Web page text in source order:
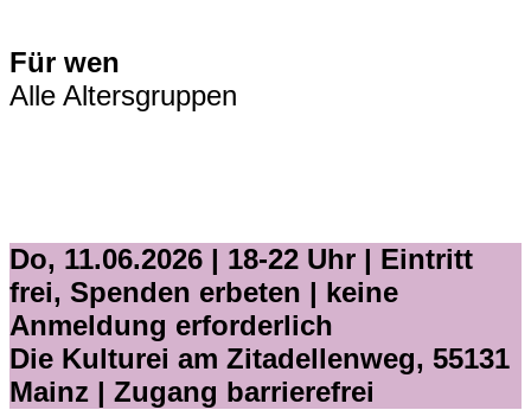
Für wen
Alle Altersgruppen
Do, 11.06.2026 | 18-22 Uhr | Eintritt
frei, Spenden erbeten | keine
Anmeldung erforderlich
Die Kulturei am Zitadellenweg, 55131
Mainz | Zugang barrierefrei